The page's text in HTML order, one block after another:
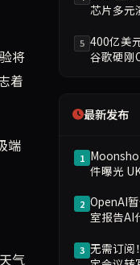
情报”。该实验旨
将
着
端
气
芯片多元
5 400亿美
谷歌硬刚
最新发布
1
件曝光
2 OpenAI
室报告AI
3 无需订阅